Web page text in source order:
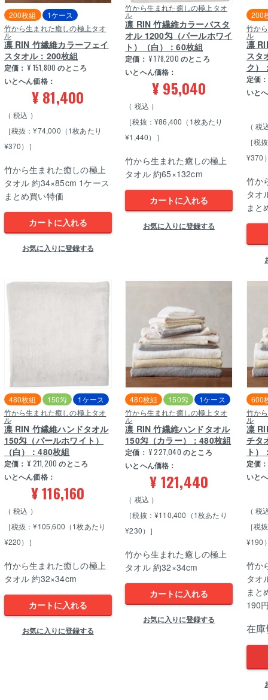
200枚組
1ケース
竹から生まれた癒しの極上タオ
ル
凛 RIN 竹繊維カラーフェイ
スタオル：200枚組
定価： ¥ 151,800 のところ
いとへん価格：
¥81,400
税込
［税抜：¥74,000（1枚あたり
¥370）］
竹から生まれた癒しの極上
タオル 約34×85cm 1ケース
まとめ買い特価
カートに入れる
お気に入りに登録する
竹から生まれた癒しの極上タオ
ル
凛 RIN 竹繊維カラーバスタ
オル 1200匁（パールホワイ
ト）（白）：60枚組
定価： ¥ 178,200 のところ
いとへん価格：
¥95,040
税込
［税抜：¥86,400（1枚あたり
¥1,440）］
竹から生まれた癒しの極上
タオル 約65×132cm
カートに入れる
お気に入りに登録する
200
竹か
ル
凛
スタ
ク）
定価：
いと
税
［税
¥370
竹か
タオ
まと
480枚組 150匁
1ケース
竹から生まれた癒しの極上タオ
ル
凛 RIN 竹繊維ハンドタオル
150匁（パールホワイト）
（白）：480枚組
定価： ¥ 211,200 のところ
いとへん価格：
¥116,160
税込
［税抜：¥105,600（1枚あたり
¥220）］
竹から生まれた癒しの極上
タオル 約32×34cm
カートに入れる
お気に入りに登録する
480枚組 150匁
1ケース
竹から生まれた癒しの極上タオ
ル
凛 RIN 竹繊維ハンドタオル
150匁（カラー）：480枚組
定価： ¥ 227,040 のところ
いとへん価格：
¥121,440
税込
［税抜：¥110,400（1枚あたり
¥230）］
竹から生まれた癒しの極上
タオル 約32×34cm
カートに入れる
お気に入りに登録する
600
竹か
ル
凛
チタ
ト
定価：
いと
税
［税
¥190
竹か
タオ
まと
190
在